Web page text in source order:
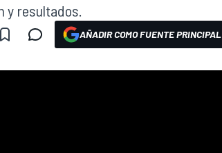
y resultados.
AÑADIR COMO FUENTE PRINCIPAL